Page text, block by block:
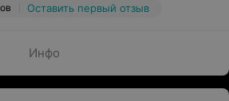
Оставить первый отзыв
Инфо